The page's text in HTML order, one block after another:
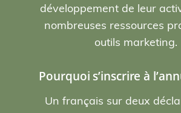
développement de leur
nombreuses ressources
outils marketing.
Pourquoi s’inscrire à
Un français sur deux